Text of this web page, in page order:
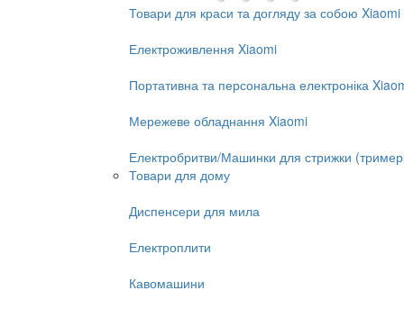
Товари для краси та догляду за собою Xiaomi
Електроживлення Xiaomi
Портативна та персональна електроніка
Мережеве обладнання Xiaomi
Електробритви/Машинки для стрижки
Товари для дому
Диспенсери для мила
Електроплити
Кавомашини